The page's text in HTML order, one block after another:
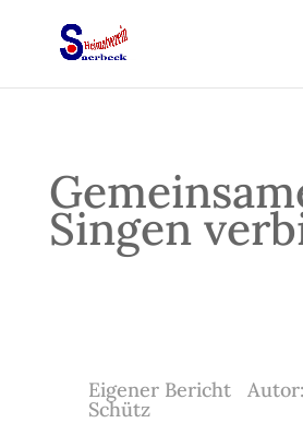
Singen
Eigener Bericht
Schütz